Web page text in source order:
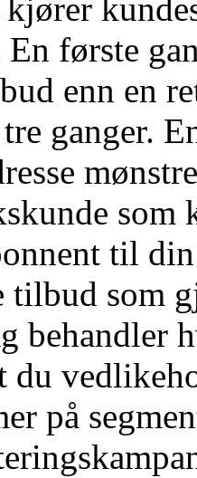
kjører
En første
enn en
ganger.
som
til
tilbud som
behandler
du
på